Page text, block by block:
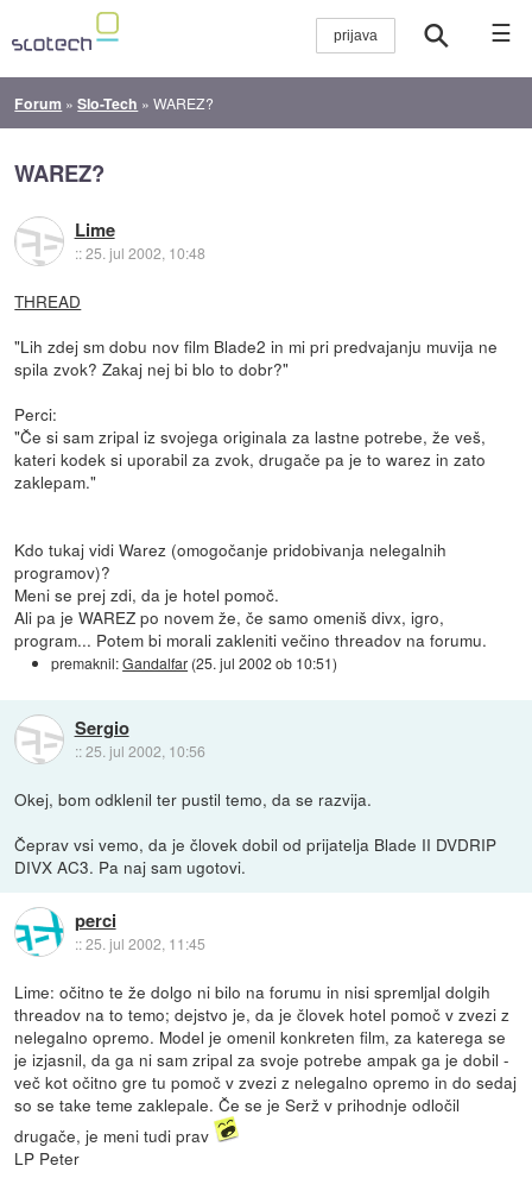
☰
Forum »Slo-Tech »WAREZ?
WAREZ?
Lime
::25. jul 2002, 10:48
THREAD
"Lih zdej sm dobu nov film Blade2 in mi pri predvajanju muvija ne
spila zvok? Zakaj nej bi blo to dobr?"
Perci:
"Če si sam zripal iz svojega originala za lastne potrebe, že veš,
kateri kodek si uporabil za zvok, drugače pa je to warez in zato
zaklepam."
Kdo tukaj vidi Warez (omogočanje pridobivanja nelegalnih
programov)?
Meni se prej zdi, da je hotel pomoč.
Ali pa je WAREZ po novem že, če samo omeniš divx, igro,
program... Potem bi morali zakleniti večino threadov na forumu.
premaknil:Gandalfar (25. jul 2002 ob 10:51)
Sergio
::25. jul 2002, 10:56
Okej, bom odklenil ter pustil temo, da se razvija.
Čeprav vsi vemo, da je človek dobil od prijatelja Blade II DVDRIP
DIVX AC3. Pa naj sam ugotovi.
perci
::25. jul 2002, 11:45
Lime: očitno te že dolgo ni bilo na forumu in nisi spremljal dolgih
threadov na to temo; dejstvo je, da je človek hotel pomoč v zvezi z
nelegalno opremo. Model je omenil konkreten film, za katerega se
je izjasnil, da ga ni sam zripal za svoje potrebe ampak ga je dobil -
več kot očitno gre tu pomoč v zvezi z nelegalno opremo in do sedaj
so se take teme zaklepale. Če se je Serž v prihodnje odločil
drugače, je meni tudi prav
LP Peter